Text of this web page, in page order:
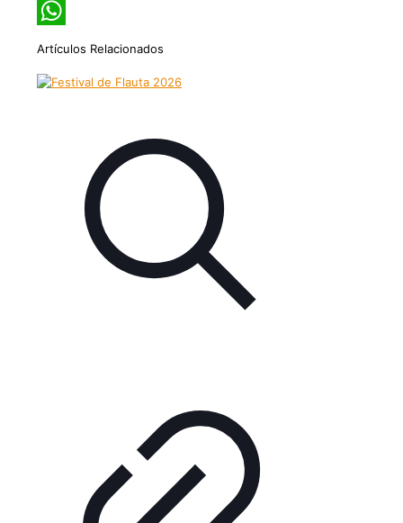
Twitter
Artículos Relacionados